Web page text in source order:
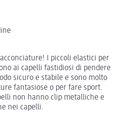
I piccoli elastici per
ai capelli fastidiosi di pendere
sicuro e stabile e sono molto
fantasiose o per fare sport.
non hanno clip metalliche e
nei capelli.